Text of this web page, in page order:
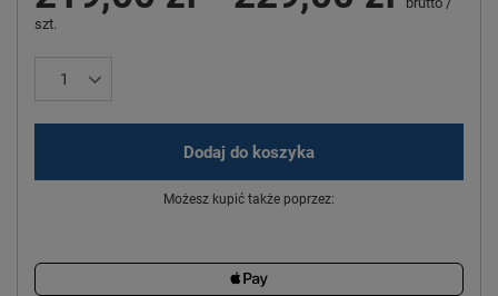
szt.
Dodaj do koszyka
Możesz kupić także poprzez: